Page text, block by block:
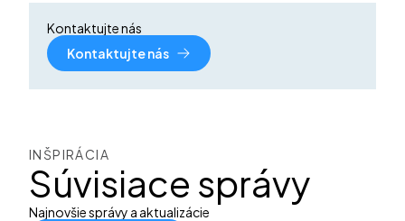
Kontaktujte nás
Kontaktujte nás
INŠPIRÁCIA
Súvisiace správy
Najnovšie správy a aktualizácie